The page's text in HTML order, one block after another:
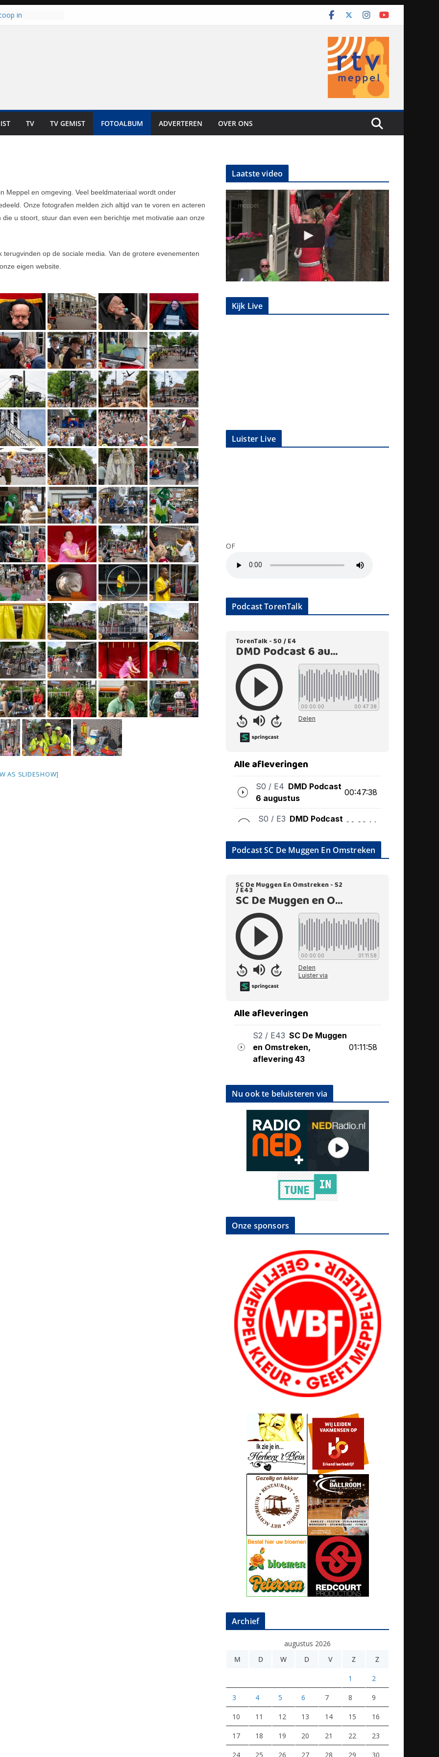
in
warme dagen
Mokum
TV TV GEMIST FOTOALBUM ADVERTEREN OVER ONS
Meppel en omgeving. Veel beeldmateriaal wordt onder
Onze fotografen melden zich altijd van te voren en acteren
u stoort, stuur dan even een berichtje met motivatie aan onze
op de sociale media. Van de grotere evenementen
eigen website.
AS SLIDESHOW]
Laatste video
Kijk Live
Luister Live
OF
Podcast TorenTalk
Podcast SC De Muggen En Omstreken
Nu ook te beluisteren via
Onze sponsors
Archief
augustus 2026
M
D W D V Z Z
1 2
3 4 5 6 7 8 9
10 11 12 13 14 15 16
17 18 19 20 21 22 23
24 25 26 27 28 29 30